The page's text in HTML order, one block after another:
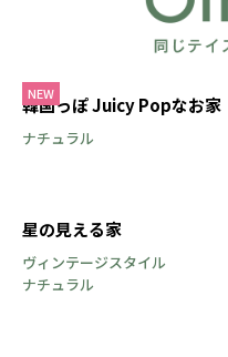
NEW
韓国っぽ Juicy Popなお家
ナチュラル
星の見える家
ヴィンテージスタイル
ナチュラル